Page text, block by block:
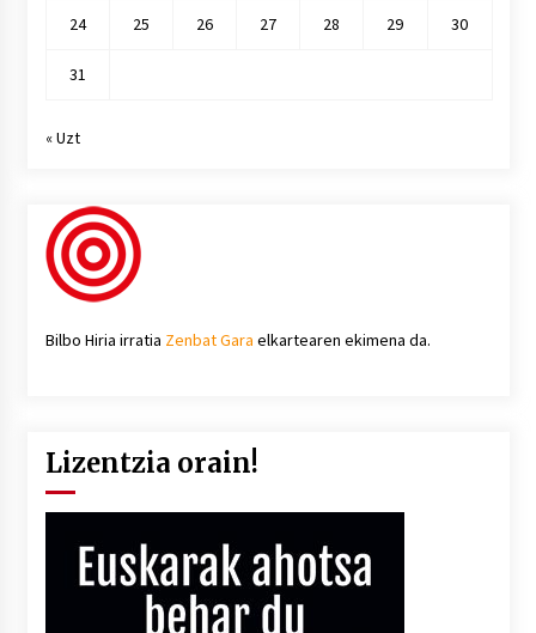
24 25 26 27 28 29 30
31
« Uzt
Bilbo Hiria irratia Zenbat Gara elkartearen ekimena da.
Lizentzia orain!